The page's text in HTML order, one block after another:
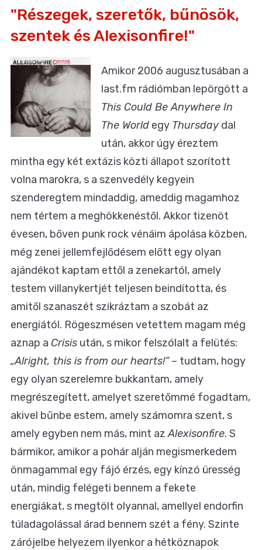
"Részegek, szeretők, bűnösök,
szentek és Alexisonfire!"
Amikor 2006 augusztusában a
last.fm rádiómban lepörgött a
This Could Be Anywhere In
The World egy Thursdaydal
után, akkor úgy éreztem
mintha egy két extázis közti állapot szorított
volna marokra, s a szenvedély kegyein
szenderegtem mindaddig, ameddig magamhoz
nem tértem a meghökkenéstől. Akkor tizenöt
évesen, bőven punk rock vénáim ápolása közben,
még zenei jellemfejlődésem előtt egy olyan
ajándékot kaptam ettől a zenekartól, amely
testem villanykertjét teljesen beindította, és
amitől szanaszét szikráztam a szobát az
energiától. Rögeszmésen vetettem magam még
aznap a Crisis után, s mikor felszólalt a felütés:
„Alright, this is from our hearts!”– tudtam, hogy
egy olyan szerelemre bukkantam, amely
megrészegített, amelyet szeretőmmé fogadtam,
akivel bűnbe estem, amely számomra szent, s
amely egyben nem más, mint azAlexisonfire. S
bármikor, amikor a pohár alján megismerkedem
önmagammal egy fájó érzés, egy kínzó üresség
után, mindig felégeti bennem a fekete
energiákat, s megtölt olyannal, amellyel endorfin
túladagolással árad bennem szét a fény. Szinte
zárójelbe helyezem ilyenkor a hétköznapok